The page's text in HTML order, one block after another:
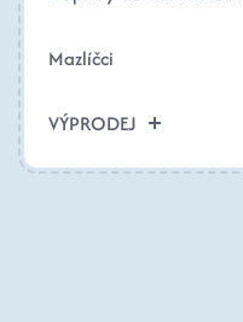
Mazlíčci
VÝPRODEJ